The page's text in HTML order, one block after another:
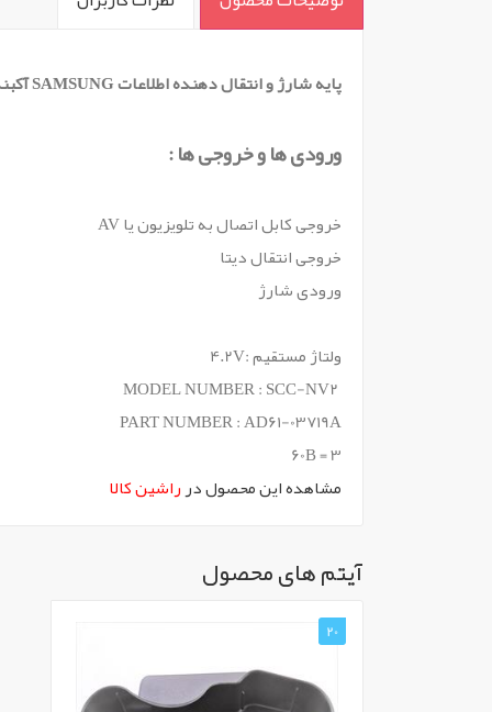
پایه شارژ و انتقال دهنده اطلاعات SAMSUNG آکبند اوجینال با مدل SCC-NV2 و مناسب دوربین با مدل NV10 , EC-NV100 همچنین قابلیت اتصال به پرینتر
ورودی ها و خروجی ها :
خروجی کابل اتصال به تلویزیون یا AV
خروجی انتقال دیتا
ورودی شارژ
ولتاژ مستقیم :4.2V
PART NUMBER : AD61-03719A
3 = 60B
مشاهده این محصول درراشین کالا
آیتم های محصول
20